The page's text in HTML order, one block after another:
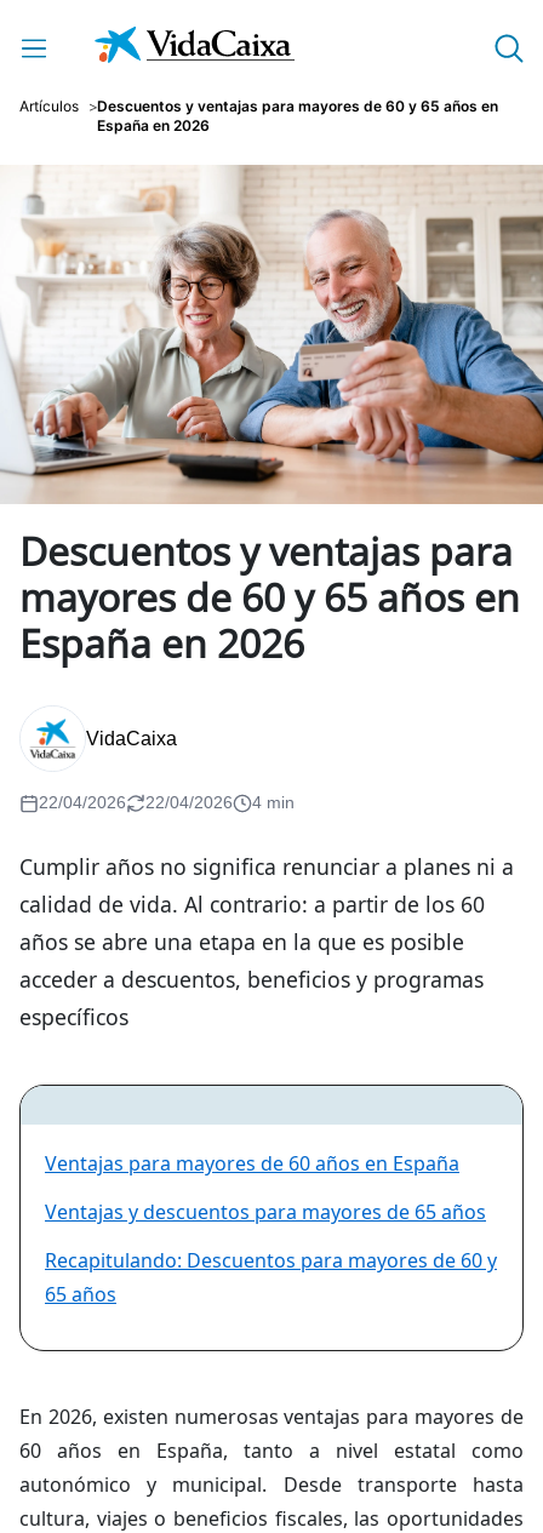
Saltar al contenido principal
Artículos
Descuentos y ventajas para mayores de 60 y 65 años en
España en 2026
Descuentos y ventajas para
mayores de 60 y 65 años en
España en 2026
VidaCaixa
22/04/2026 22/04/2026 4 min
Cumplir años no significa renunciar a planes ni a
calidad de vida. Al contrario: a partir de los 60
años se abre una etapa en la que es posible
acceder a descuentos, beneficios y programas
específicos
Ventajas para mayores de 60 años en España
Ventajas y descuentos para mayores de 65 años
Recapitulando: Descuentos para mayores de 60 y
65 años
En 2026, existen numerosas ventajas para mayores de
60 años en España, tanto a nivel estatal como
autonómico y municipal. Desde transporte hasta
cultura, viajes o beneficios fiscales, las oportunidades